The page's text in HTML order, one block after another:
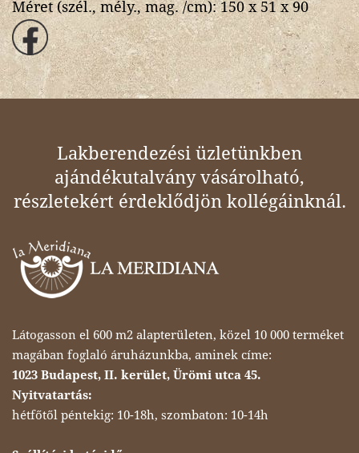
Méret (szél., mély., mag. /cm):150 x 51 x 90
Lakberendezési üzletünkben
ajándékutalvány vásárolható,
részletekért érdeklődjön kollégáinknál.
Látogasson el 600 m2 alapterületen, közel 10 000 terméket
magában foglaló áruházunkba, aminek címe:
1023 Budapest, II. kerület, Ürömi utca 45.
Nyitvatartás:
hétfőtől péntekig: 10-18h, szombaton: 10-14h